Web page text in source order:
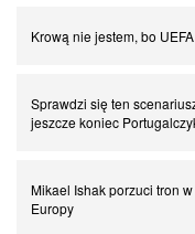
Krową nie jestem, bo
Sprawdzi się ten
jeszcze koniec
Mikael Ishak porzuci tron
Europy